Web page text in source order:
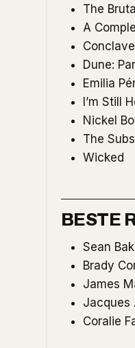
The
A
Conclave
Dune:
Emilia
I’m Still
Nickel
The
Wicked
BESTE
Sean
Brady
James
Jacques
Coralie